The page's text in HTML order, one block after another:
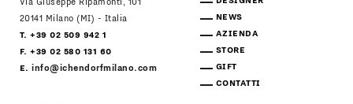
20141 Milano (MI) - Italia
T. +39 02 509 942 1
F. +39 02 580 131 60
E.info@ichendorfmilano.com
NEWS
AZIENDA
STORE
GIFT
CONTATTI